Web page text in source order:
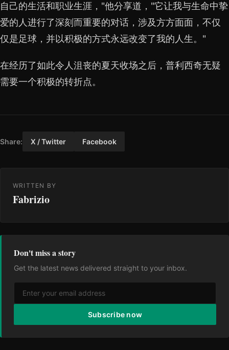
自己的生活和职业生涯，"他分享道，"它让我与生命中挚
爱的人进行了深刻而重要的对话，涉及方方面面，不仅
仅是足球，并以积极的方式永远改变了我的人生。"
在经历了如此令人沮丧的夏天收场之后，普利西奇无疑
需要一个积极的转折点。
Share: X / Twitter Facebook
WRITTEN BY
Fabrizio
Don't miss a story
Get the latest news delivered straight to your inbox.
Subscribe now